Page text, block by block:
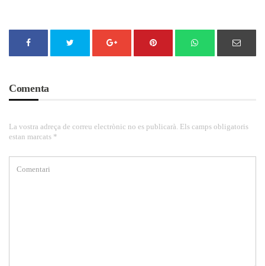
Comenta
La vostra adreça de correu electrònic no es publicarà. Els camps obligatoris
estan marcats *